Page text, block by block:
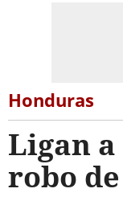
Honduras
Ligan
robo